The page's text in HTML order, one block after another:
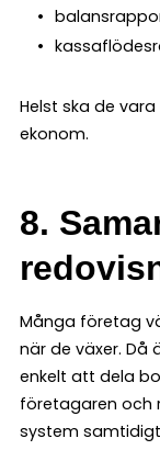
Helst ska de
ekonom.
8.
Många företag
när de växer.
enkelt att dela
företagaren och
system